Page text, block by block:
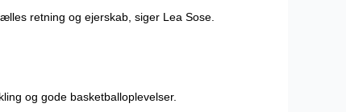
retning og ejerskab, siger Lea Sose.
og gode basketballoplevelser.